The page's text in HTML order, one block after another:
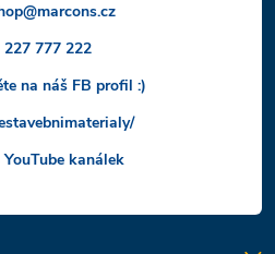
@marcons.cz
227 777 222
na náš FB profil :)
YouTube kanálek